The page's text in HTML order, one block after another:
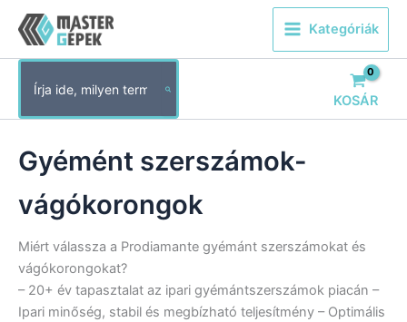
Kategóriák
for:
KOSÁR
Gyémént szerszámok-
vágókorongok
Miért válassza a Prodiamante gyémánt szerszámokat és
vágókorongokat?
– 20+ év tapasztalat az ipari gyémántszerszámok piacán –
Ipari minőség, stabil és megbízható teljesítmény – Optimális